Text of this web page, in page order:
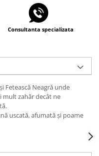
Consultanta specializata
Fetească Neagră unde
mult zahăr decât ne
uscată, afumată și poame